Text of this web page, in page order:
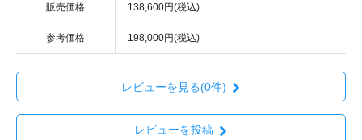
販売価格 138,600円(税込)
参考価格 198,000円(税込)
レビューを見る(0件)
レビューを投稿